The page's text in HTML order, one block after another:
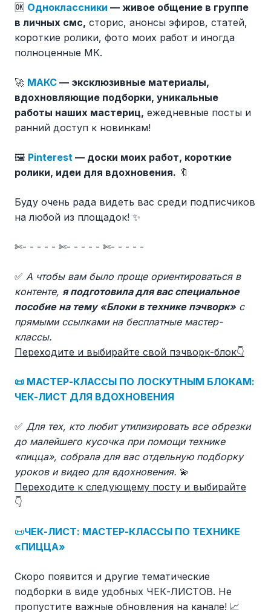
🆗 Одноклассники — живое общение в группе
в личных смс, сторис, анонсы эфиров, статей,
короткие ролики, фото моих работ и иногда
полноценные МК.
🚀 МАКС — эксклюзивные материалы,
вдохновляющие подборки, уникальные
работы наших мастериц, ежедневные посты и
ранний доступ к новинкам!
🖼️ Pinterest — доски моих работ, короткие
ролики, идеи для вдохновения. 🔖
Буду очень рада видеть вас среди подписчиков
на любой из площадок! ✨
✄- - - - - ✄- - - - - ✄- - - - -
✅ А чтобы вам было проще ориентироваться в
контенте, я подготовила для вас специальное
пособие на тему «Блоки в технике пэчворк» с
прямыми ссылками на бесплатные мастер-
классы.
Переходите и выбирайте свой пэчворк-блок👇
📜 МАСТЕР-КЛАССЫ ПО ЛОСКУТНЫМ БЛОКАМ:
ЧЕК-ЛИСТ ДЛЯ ВДОХНОВЕНИЯ
✅ Для тех, кто любит утилизировать все обрезки
до малейшего кусочка при помощи технике
«пицца», собрала для вас отдельную подборку
уроков и видео для вдохновения. 💫
Переходите к следующему посту и выбирайте
👇
📜ЧЕК-ЛИСТ: МАСТЕР-КЛАССЫ ПО ТЕХНИКЕ
«ПИЦЦА»
Скоро появится и другие тематические
подборки в виде удобных ЧЕК-ЛИСТОВ. Не
пропустите важные обновления на канале! 📈